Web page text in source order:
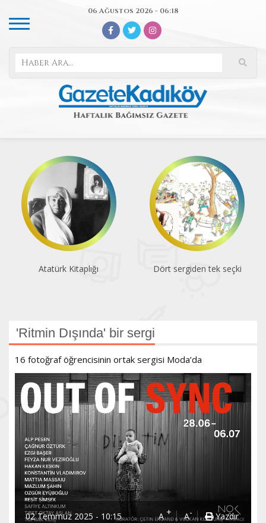
06 Ağustos 2026 - 06:18
Atatürk Kitaplığı Dört sergiden tek seçki
'Ritmin Dışında' bir sergi
16 fotoğraf öğrencisinin ortak sergisi Moda’da
02 Temmuz 2025 - 10:15 A+ A- Yazdır